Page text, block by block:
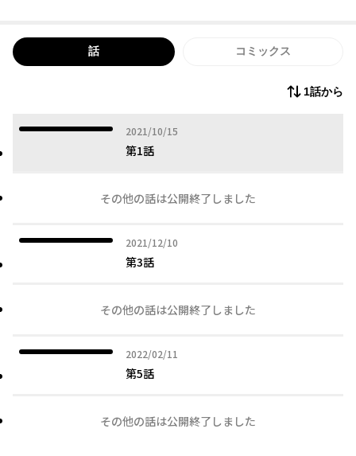
話 コミックス
1話から
2021/10/15
2021年10月15日
第1話
その他の話は公開終了しました
2021/12/10
2021年12月10日
第3話
その他の話は公開終了しました
2022/02/11
2022年02月11日
第5話
その他の話は公開終了しました